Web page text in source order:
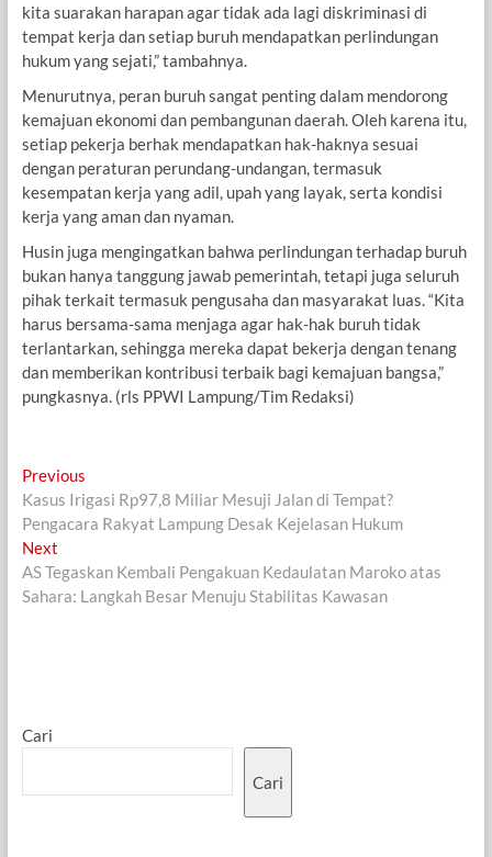
kita suarakan harapan agar tidak ada lagi diskriminasi di
tempat kerja dan setiap buruh mendapatkan perlindungan
hukum yang sejati,” tambahnya.
Menurutnya, peran buruh sangat penting dalam mendorong
kemajuan ekonomi dan pembangunan daerah. Oleh karena itu,
setiap pekerja berhak mendapatkan hak-haknya sesuai
dengan peraturan perundang-undangan, termasuk
kesempatan kerja yang adil, upah yang layak, serta kondisi
kerja yang aman dan nyaman.
Husin juga mengingatkan bahwa perlindungan terhadap buruh
bukan hanya tanggung jawab pemerintah, tetapi juga seluruh
pihak terkait termasuk pengusaha dan masyarakat luas. “Kita
harus bersama-sama menjaga agar hak-hak buruh tidak
terlantarkan, sehingga mereka dapat bekerja dengan tenang
dan memberikan kontribusi terbaik bagi kemajuan bangsa,”
pungkasnya. (rls PPWI Lampung/Tim Redaksi)
Navigasi
pos
PreviousPrevious
post:
Kasus Irigasi Rp97,8 Miliar Mesuji Jalan di Tempat?
Pengacara Rakyat Lampung Desak Kejelasan Hukum
NextNext
post:
AS Tegaskan Kembali Pengakuan Kedaulatan Maroko atas
Sahara: Langkah Besar Menuju Stabilitas Kawasan
Cari
Cari